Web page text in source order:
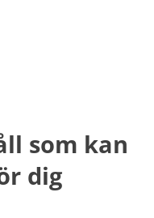
som kan
dig